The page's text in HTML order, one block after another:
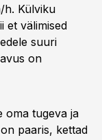
h. Külviku
et välimised
suuri
on
oma tugeva ja
paaris, kettad